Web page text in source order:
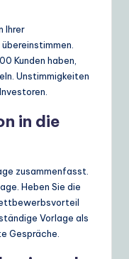
Ihrer
Kunden haben,
Unstimmigkeiten
in die
zusammenfasst.
Heben Sie die
Vorlage als
Gespräche.